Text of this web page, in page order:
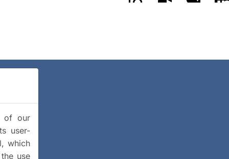
of our
user-
which
use